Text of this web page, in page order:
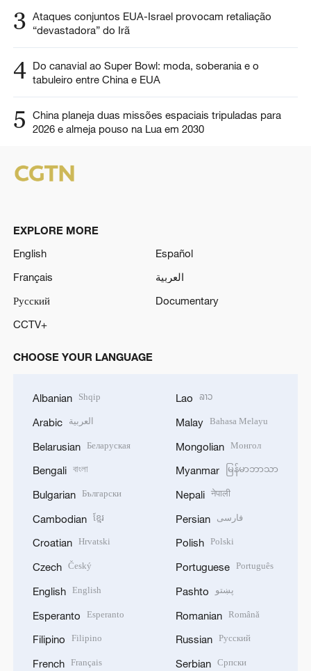
3 Ataques conjuntos EUA-Israel provocam retaliação
“devastadora” do Irã
4 Do canavial ao Super Bowl: moda, soberania e o
tabuleiro entre China e EUA
5
China planeja duas missões espaciais tripuladas para
2026 e almeja pouso na Lua em 2030
EXPLORE MORE
English
Español
Français
العربية
Русский
Documentary
CCTV+
CHOOSE YOUR LANGUAGE
Albanian Shqip
Arabic العربية
Belarusian Беларуская
Bengali বাংলা
Bulgarian Български
Cambodian ខ្មែរ
Croatian Hrvatski
Czech Český
English English
Esperanto Esperanto
Filipino Filipino
French Français
Lao ລາວ
Malay Bahasa Melayu
Mongolian Монгол
Myanmar မြန်မာဘာသာ
Nepali नेपाली
Persian فارسی
Polish Polski
Portuguese Português
Pashto پښتو
Romanian Română
Russian Русский
Serbian Српски